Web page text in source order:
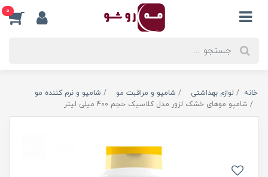
0
خانه لوازم بهداشتی شامپو و مراقبت مو
شامپو و نرم کننده مو
شامپو موهای خشک لزور مدل کلاسیک حجم 400 میلی لیتر